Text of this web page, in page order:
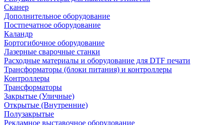
Сканер
Дополнительное оборудование
Постпечатное оборудование
Каландр
Бортогибочное оборудование
Лазерные сварочные станки
Расходные материалы и оборудование для DTF печати
Трансформаторы (блоки питания) и контроллеры
Контроллеры
Трансформаторы
Закрытые (Уличные)
Открытые (Внутренние)
Полузакрытые
Рекламное выставочное оборудование